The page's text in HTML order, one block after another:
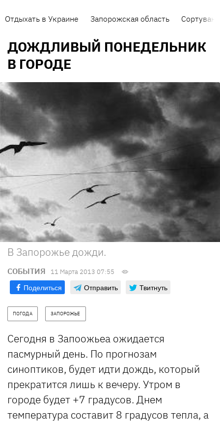
Отдыхать в Украине Запорожская область
ДОЖДЛИВЫЙ ПОНЕДЕЛЬНИК
В ГОРОДЕ
В Запорожье дожди.
СОБЫТИЯ 11 Марта 2013 07:55
Поделиться Отправить Твитнуть
ПОГОДА ЗАПОРОЖЬЕ
Сегодня в Запоожьеа ожидается
пасмурный день. По прогнозам
синоптиков, будет идти дождь, который
прекратится лишь к вечеру. Утром в
городе будет +7 градусов. Днем
температура составит 8 градусов тепла, а